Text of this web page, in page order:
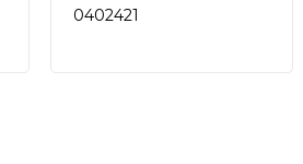
0402421